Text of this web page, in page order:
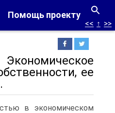
Помощь проекту
<< ↑ >>
ее
в экономическом